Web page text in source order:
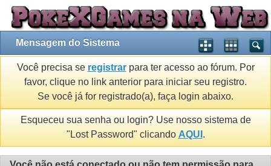
Mensagem do Sistema
Você precisa se registrarpara ter acesso ao fórum. Por
favor, clique no link anterior para iniciar seu registro.
Se você já for registrado(a), faça login abaixo.
Esqueceu sua senha ou login? Use nosso sistema de
"Lost Password" clicando AQUI .